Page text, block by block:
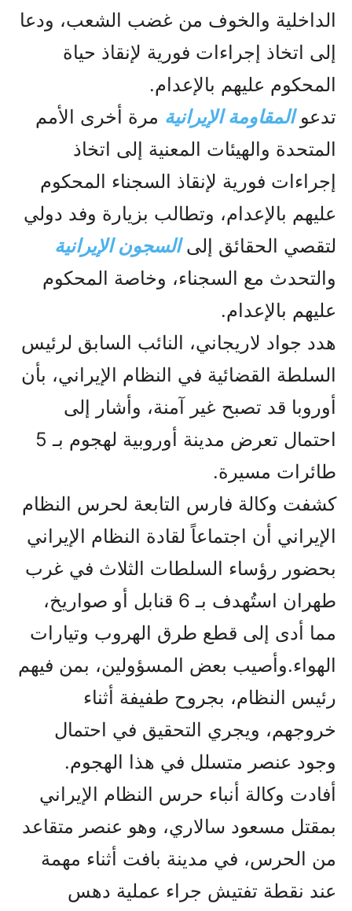
الداخلية والخوف من غضب الشعب، ودعا
إلى اتخاذ إجراءات فورية لإنقاذ حياة
المحكوم عليهم بالإعدام.
تدعوالمقاومة الإيرانية مرة أخرى الأمم
المتحدة والهيئات المعنية إلى اتخاذ
إجراءات فورية لإنقاذ السجناء المحكوم
عليهم بالإعدام، وتطالب بزيارة وفد دولي
لتقصي الحقائق إلىالسجون الإيرانية
والتحدث مع السجناء، وخاصة المحكوم
عليهم بالإعدام.
هدد جواد لاريجاني، النائب السابق لرئيس
السلطة القضائية في النظام الإيراني، بأن
أوروبا قد تصبح غير آمنة، وأشار إلى
احتمال تعرض مدينة أوروبية لهجوم بـ 5
طائرات مسيرة.
كشفت وكالة فارس التابعة لحرس النظام
الإيراني أن اجتماعاً لقادة النظام الإيراني
بحضور رؤساء السلطات الثلاث في غرب
طهران استُهدف بـ 6 قنابل أو صواريخ،
مما أدى إلى قطع طرق الهروب وتيارات
الهواء.وأصيب بعض المسؤولين، بمن فيهم
رئيس النظام، بجروح طفيفة أثناء
خروجهم، ويجري التحقيق في احتمال
وجود عنصر متسلل في هذا الهجوم.
أفادت وكالة أنباء حرس النظام الإيراني
بمقتل مسعود سالاري، وهو عنصر متقاعد
من الحرس، في مدينة بافت أثناء مهمة
عند نقطة تفتيش جراء عملية دهس